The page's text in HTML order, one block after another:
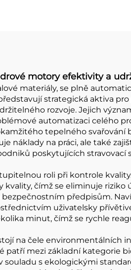
motory efektivity a
materiály, se plně
strategická aktiva
rozvoje. Jejich
automatizaci celého
tepelného svařování
náklady na práci, ale také
poskytujících stravovací
roli při kontrole
čímž se eliminuje riziko
předpisům.
uživatelsky
minut, čímž se rychle
na čele environmentálních
mezi základní kategorie
souladu s ekologickými